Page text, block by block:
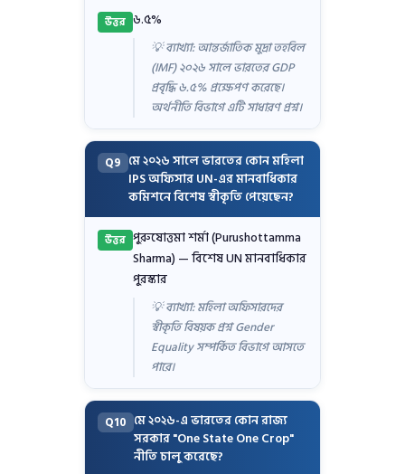
উত্তর ৬.৫%
💡 ব্যাখ্যা: আন্তর্জাতিক মুদ্রা তহবিল
(IMF) ২০২৬ সালে ভারতের GDP
প্রবৃদ্ধি ৬.৫% প্রক্ষেপণ করেছে।
অর্থনীতি বিভাগে এটি সাধারণ প্রশ্ন।
Q9 মে ২০২৬ সালে ভারতের কোন মহিলা
IPS অফিসার UN-এর মানবাধিকার
কমিশনে বিশেষ স্বীকৃতি পেয়েছেন?
উত্তর পুরুষোত্তমা শর্মা (Purushottamma
Sharma) — বিশেষ UN মানবাধিকার
পুরস্কার
💡 ব্যাখ্যা: মহিলা অফিসারদের
স্বীকৃতি বিষয়ক প্রশ্ন Gender
Equality সম্পর্কিত বিভাগে আসতে
পারে।
Q10 মে ২০২৬-এ ভারতের কোন রাজ্য
সরকার "One State One Crop"
নীতি চালু করেছে?